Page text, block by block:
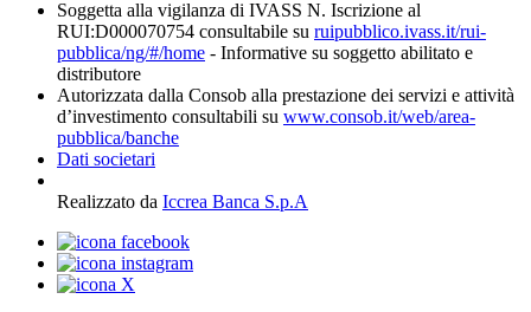
Soggetta alla vigilanza di IVASS N. Iscrizione al
RUI:D000070754 consultabile su ruipubblico.ivass.it/rui-
pubblica/ng/#/home - Informative su soggetto abilitato e
distributore
Autorizzata dalla Consob alla prestazione dei servizi e attività
d’investimento consultabili su www.consob.it/web/area-
pubblica/banche
Dati societari
Realizzato da Iccrea Banca S.p.A